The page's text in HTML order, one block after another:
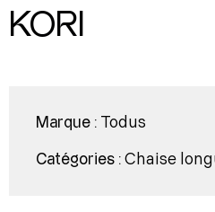
KORI
Marque : Todus
Catégories : Chaise